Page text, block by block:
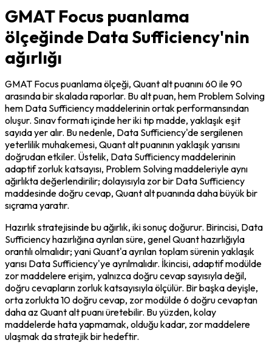
GMAT Focus puanlama
ölçeğinde Data Sufficiency'nin
ağırlığı
GMAT Focus puanlama ölçeği, Quant alt puanını 60 ile 90
arasında bir skalada raporlar. Bu alt puan, hem Problem Solving
hem Data Sufficiency maddelerinin ortak performansından
oluşur. Sınav formatı içinde her iki tıp madde, yaklaşık eşit
sayıda yer alır. Bu nedenle, Data Sufficiency'de sergilenen
yeterlilik muhakemesi, Quant alt puanının yaklaşık yarısını
doğrudan etkiler. Üstelik, Data Sufficiency maddelerinin
adaptif zorluk katsayısı, Problem Solving maddeleriyle aynı
ağırlıkta değerlendirilir; dolayısıyla zor bir Data Sufficiency
maddesinde doğru cevap, Quant alt puanında daha büyük bir
sıçrama yaratır.
Hazırlık stratejisinde bu ağırlık, iki sonuç doğurur. Birincisi, Data
Sufficiency hazırlığına ayrılan süre, genel Quant hazırlığıyla
orantılı olmalıdır; yani Quant'a ayrılan toplam sürenin yaklaşık
yarısı Data Sufficiency'ye ayrılmalıdır. İkincisi, adaptif modülde
zor maddelere erişim, yalnızca doğru cevap sayısıyla değil,
doğru cevapların zorluk katsayısıyla ölçülür. Bir başka deyişle,
orta zorlukta 10 doğru cevap, zor modülde 6 doğru cevaptan
daha az Quant alt puanı üretebilir. Bu yüzden, kolay
maddelerde hata yapmamak, olduğu kadar, zor maddelere
ulaşmak da stratejik bir hedeftir.